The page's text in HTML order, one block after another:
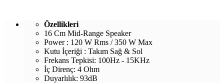
Özellikleri
16 Cm Mid-Range Speaker
Power : 120 W Rms / 350 W Max
Kutu İçeriği : Takım Sağ & Sol
Frekans Tepkisi: 100Hz - 15KHz
İç Direnç: 4 Ohm
Duyarlılık: 93dB